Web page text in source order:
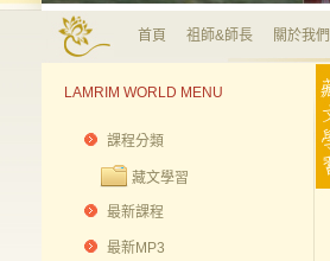
首頁 祖師&師長 關於我們
LAMRIM WORLD MENU
課程分類
藏文學習
最新課程
最新MP3